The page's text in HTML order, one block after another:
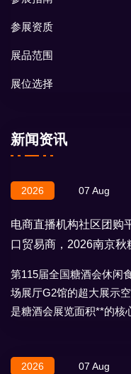
参展资质
展品范围
展位选择
新闻资讯
2026 07 Aug
电商直播机构社区团购
口贸易商，2026南京
第115届全国糖酒会休闲
场展厅G2馆的超大展示
是糖酒会展览面积**的核
2026 07 Aug